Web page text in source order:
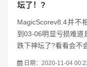
坛了！?
MagicScorev8.4并不
到03-06明显亏损难道
跌下神坛了?看看会不
日期：2020-11-04